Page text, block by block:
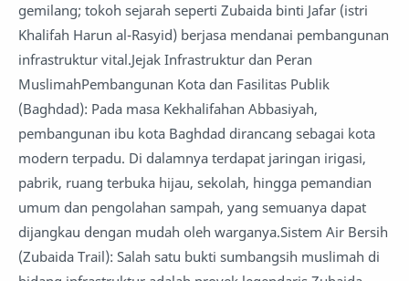
gemilang; tokoh sejarah seperti Zubaida binti Jafar (istri
Khalifah Harun al-Rasyid) berjasa mendanai pembangunan
infrastruktur vital.Jejak Infrastruktur dan Peran
MuslimahPembangunan Kota dan Fasilitas Publik
(Baghdad): Pada masa Kekhalifahan Abbasiyah,
pembangunan ibu kota Baghdad dirancang sebagai kota
modern terpadu. Di dalamnya terdapat jaringan irigasi,
pabrik, ruang terbuka hijau, sekolah, hingga pemandian
umum dan pengolahan sampah, yang semuanya dapat
dijangkau dengan mudah oleh warganya.Sistem Air Bersih
(Zubaida Trail): Salah satu bukti sumbangsih muslimah di